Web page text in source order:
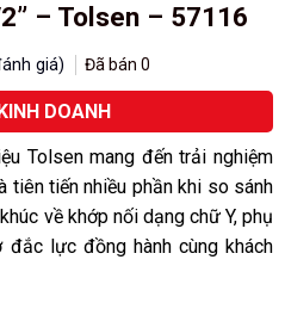
– Tolsen – 57116
giá) Đã bán0
DOANH
Tolsen mang đến trải nghiệm
tiên tiến nhiều phần khi so sánh
về khớp nối dạng chữ Y, phụ
lực đồng hành cùng khách